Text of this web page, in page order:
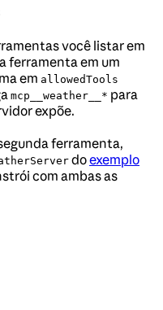
você listar em
ferramenta em um
em allowedTools
mcp__weather__* para
expõe.
ferramenta,
doexemplo
com ambas as